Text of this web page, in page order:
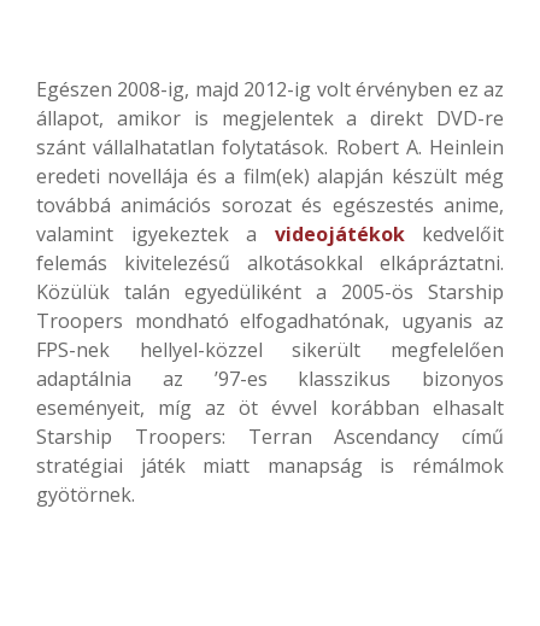
Egészen 2008-ig, majd 2012-ig volt érvényben ez az
állapot, amikor is megjelentek a direkt DVD-re
szánt vállalhatatlan folytatások. Robert A. Heinlein
eredeti novellája és a film(ek) alapján készült még
továbbá animációs sorozat és egészestés anime,
valamint igyekeztek a videojátékokkedvelőit
felemás kivitelezésű alkotásokkal elkápráztatni.
Közülük talán egyedüliként a 2005-ös Starship
Troopers mondható elfogadhatónak, ugyanis az
FPS-nek hellyel-közzel sikerült megfelelően
adaptálnia az ’97-es klasszikus bizonyos
eseményeit, míg az öt évvel korábban elhasalt
Starship Troopers: Terran Ascendancy című
stratégiai játék miatt manapság is rémálmok
gyötörnek.